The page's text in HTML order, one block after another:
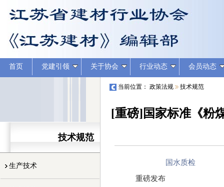
首页 党建引领 关于协会 行业动态 会员动态
技术规范
生产技术
当前位置： 政策法规 技术规范
[重磅]国家标准《粉
国水质检
重磅发布